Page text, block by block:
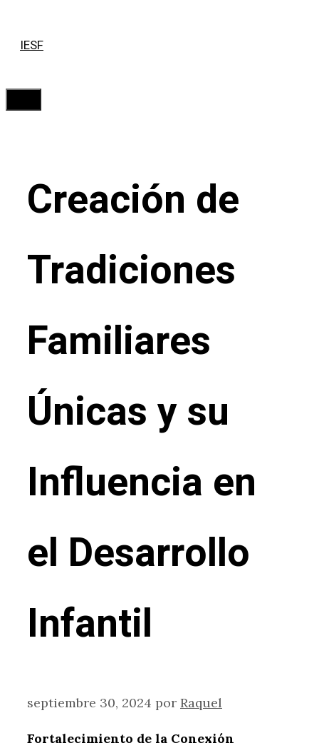
IESF
Creación de
Tradiciones
Familiares
Únicas y su
Influencia en
el Desarrollo
Infantil
septiembre 30, 2024 por Raquel
Fortalecimiento de la Conexión